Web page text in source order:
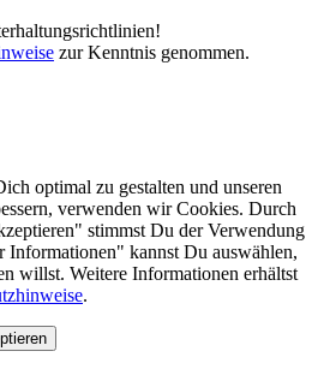
zur Kenntnis genommen.
optimal zu gestalten und unseren
verwenden wir Cookies. Durch
stimmst Du der Verwendung
kannst Du auswählen,
willst. Weitere Informationen erhältst
.